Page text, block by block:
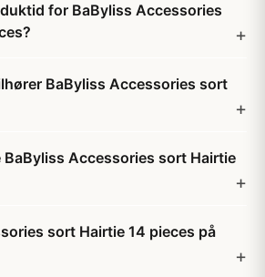
for BaByliss Accessories
BaByliss Accessories sort
BaByliss Accessories sort Hairtie
sort Hairtie 14 pieces på